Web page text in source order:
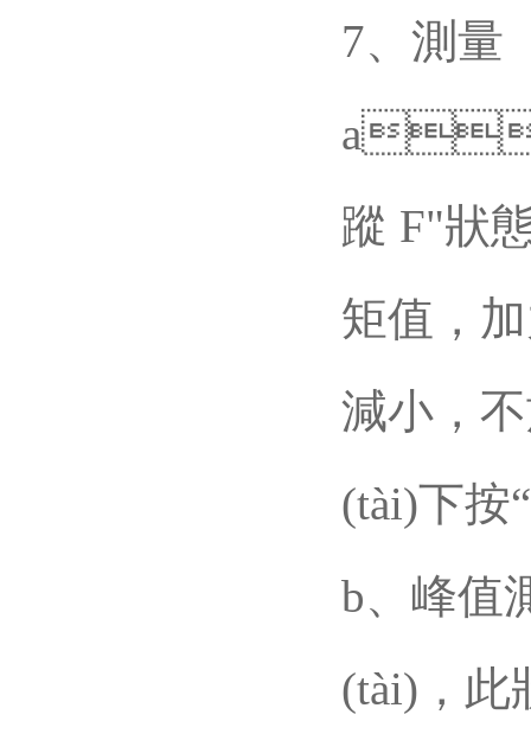
7、測量
a
蹤 F"狀
矩值
減小
(tài)下按
b、峰值
(tài)